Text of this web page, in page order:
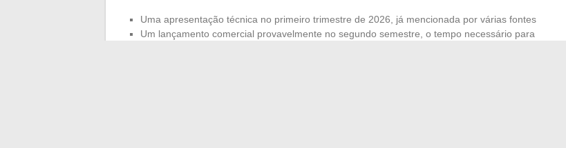
Uma apresentação técnica no primeiro trimestre de 2026, já mencionada por várias fontes
Um lançamento comercial provavelmente no segundo semestre, o tempo necessário para